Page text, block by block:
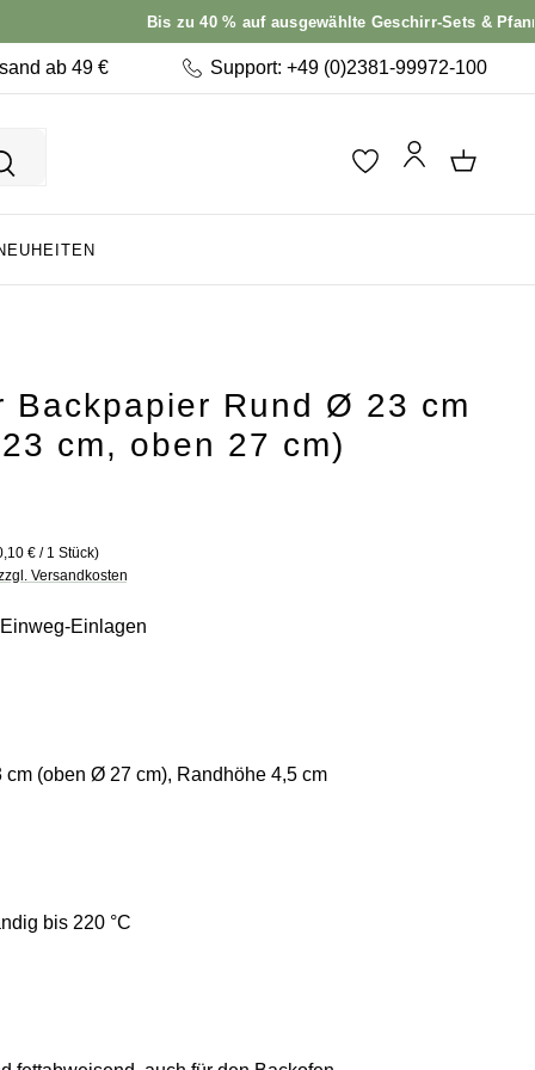
Bis zu 40 % auf ausgewählte Geschirr-Sets & Pfannen –
ab 49 € Support: +49 (0)2381-99972-100
Backpapier Rund Ø 23 cm
cm, oben 27 cm)
€ / 1 Stück)
Versandkosten
Einlagen
cm (oben Ø 27 cm), Randhöhe 4,5 cm
bis 220 °C